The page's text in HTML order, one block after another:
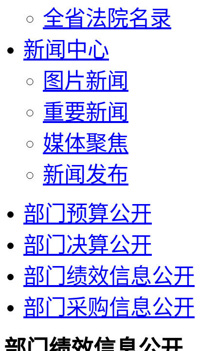
全省法院名录
新闻中心
图片新闻
重要新闻
媒体聚焦
新闻发布
部门预算公开
部门决算公开
部门绩效信息公开
部门采购信息公开